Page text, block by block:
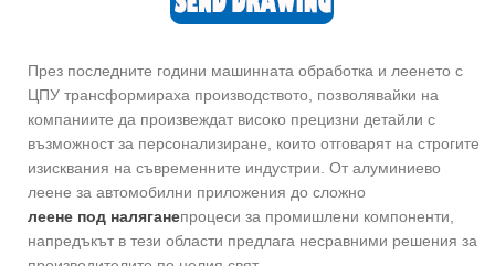
През последните години машинната обработка и леенето с
ЦПУ трансформираха производството, позволявайки на
компаниите да произвеждат високо прецизни детайли с
възможност за персонализиране, които отговарят на строгите
изисквания на съвременните индустрии. От алуминиево
леене за автомобилни приложения до сложно
леене под наляганепроцеси за промишлени компоненти,
напредъкът в тези области предлага несравними решения за